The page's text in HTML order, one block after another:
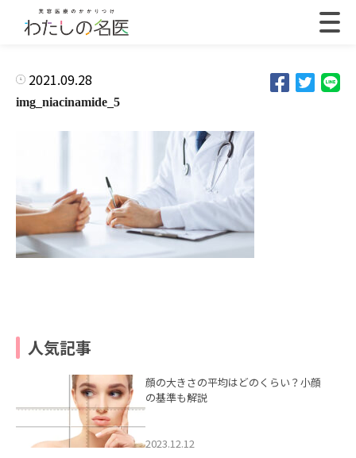
2021.09.28
img_niacinamide_5
人気記事
顔の大きさの平均はどのくらい？小顔
の基準も解説
2023.12.12